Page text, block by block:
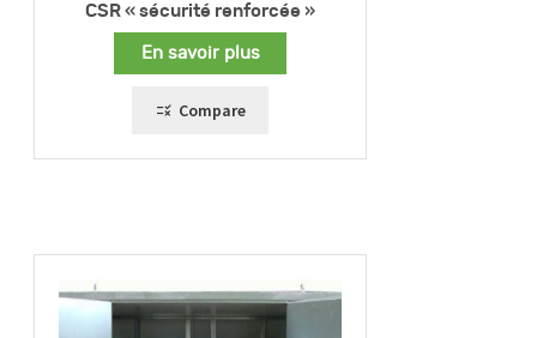
CSR « sécurité renforcée »
En savoir plus
Compare